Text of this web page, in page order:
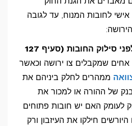
לחובות המנוח, עד לגובה
חלוקת העיזבון לפני סילוק החובות (סעיף 127
אחים שמקבלים צו ירושה וכאשר
ממהרים לחלק ביניהם את
של ההורה או למכור את
לעומק האם יש חובות פתוחים
חילקו את העיזבון ורק